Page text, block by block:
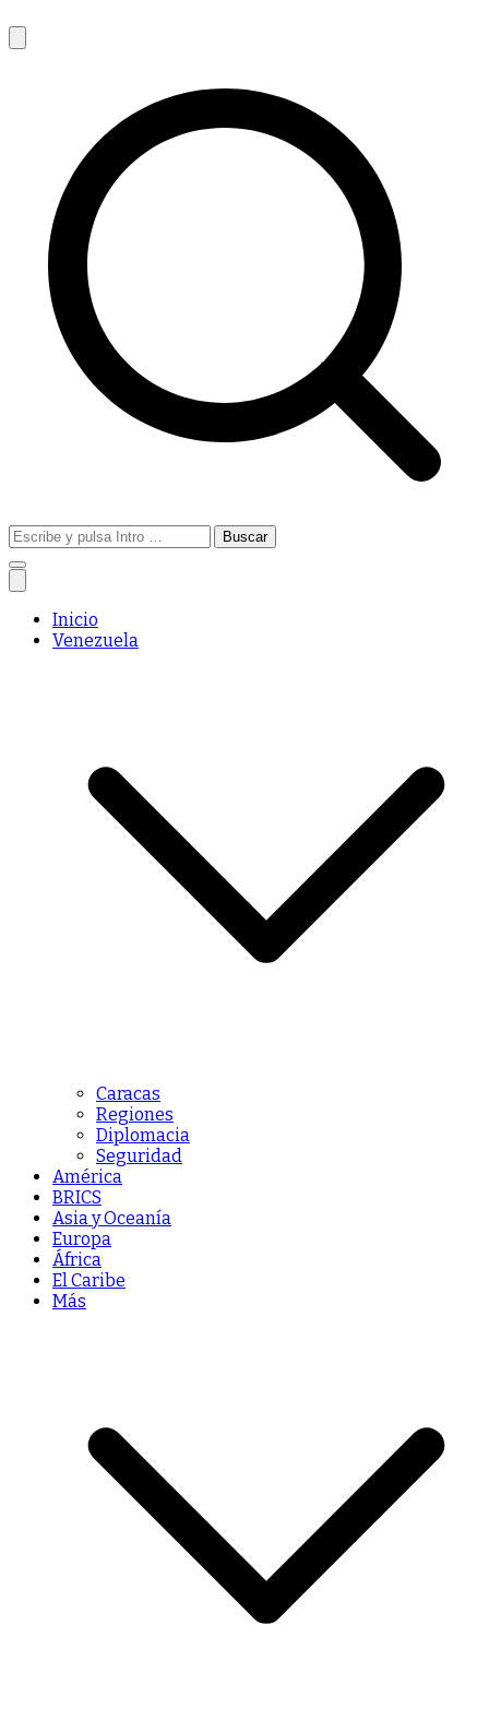
Buscar:
Inicio
Venezuela
Caracas
Regiones
Diplomacia
Seguridad
América
BRICS
Asia y Oceanía
Europa
África
El Caribe
Más